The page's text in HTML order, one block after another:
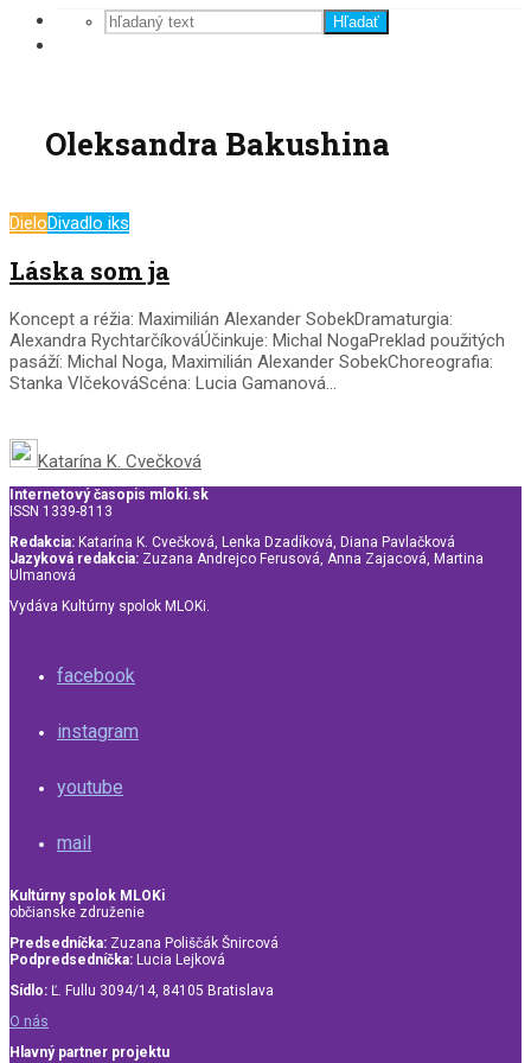
Hľadať
Oleksandra Bakushina
DieloDivadlo iks
Láska som ja
Koncept a réžia: Maximilián Alexander SobekDramaturgia:
Alexandra RychtarčíkováÚčinkuje: Michal NogaPreklad použitých
pasáží: Michal Noga, Maximilián Alexander SobekChoreografia:
Stanka VlčekováScéna: Lucia Gamanová...
Katarína K. Cvečková
Internetový časopis mloki.sk
ISSN 1339-8113
Redakcia: Katarína K. Cvečková, Lenka Dzadíková, Diana Pavlačková
Jazyková redakcia: Zuzana Andrejco Ferusová, Anna Zajacová, Martina
Ulmanová
Vydáva Kultúrny spolok MLOKi.
facebook
instagram
youtube
mail
Kultúrny spolok MLOKi
občianske združenie
Predsedníčka: Zuzana Poliščák Šnircová
Podpredsedníčka: Lucia Lejková
Sídlo: Ľ. Fullu 3094/14, 84105 Bratislava
O nás
Hlavný partner projektu